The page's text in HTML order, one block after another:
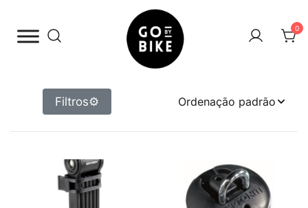
para
0
Filtros⚙